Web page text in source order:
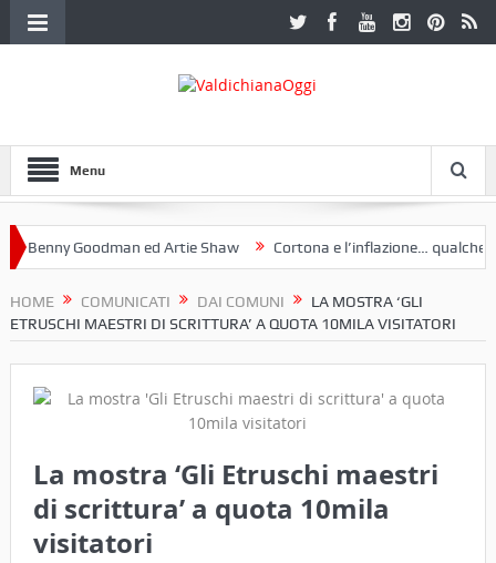
Menu
Goodman ed Artie Shaw Cortona e l’inflazione… qualche
HOME COMUNICATI DAI COMUNI
LA MOSTRA ‘GLI
ETRUSCHI MAESTRI DI SCRITTURA’ A QUOTA 10MILA VISITATORI
La mostra ‘Gli Etruschi maestri
di scrittura’ a quota 10mila
visitatori